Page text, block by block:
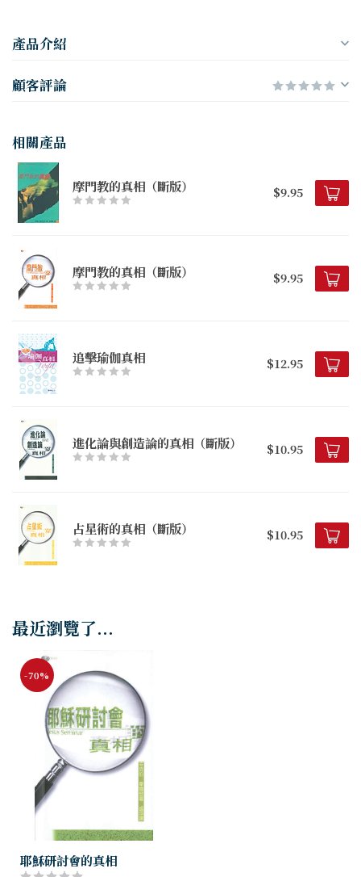
產品介紹
顧客評論
相關產品
摩門教的真相（斷版） $9.95
摩門教的真相（斷版） $9.95
追擊瑜伽真相 $12.95
進化論與創造論的真相（斷版） $10.95
占星術的真相（斷版） $10.95
最近瀏覽了...
-70%
耶穌研討會的真相